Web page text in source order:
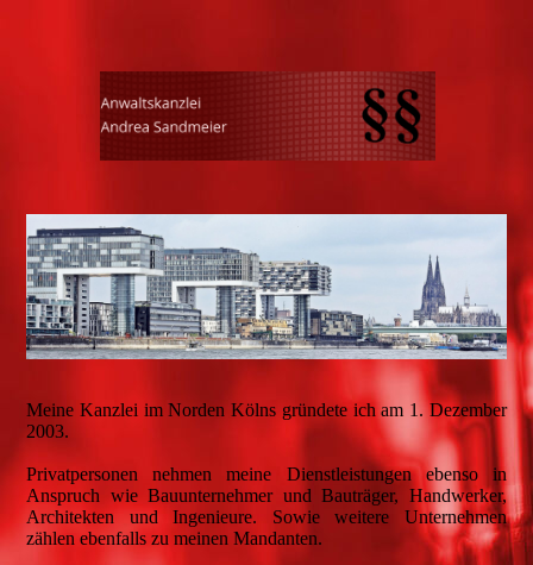
Meine Kanzlei im Norden Kölns gründete ich am 1. Dezember
2003.
Privatpersonen nehmen meine Dienstleistungen ebenso in
Anspruch wie Bauunternehmer und Bauträger, Handwerker,
Architekten und Ingenieure. Sowie weitere Unternehmen
zählen ebenfalls zu meinen Mandanten.